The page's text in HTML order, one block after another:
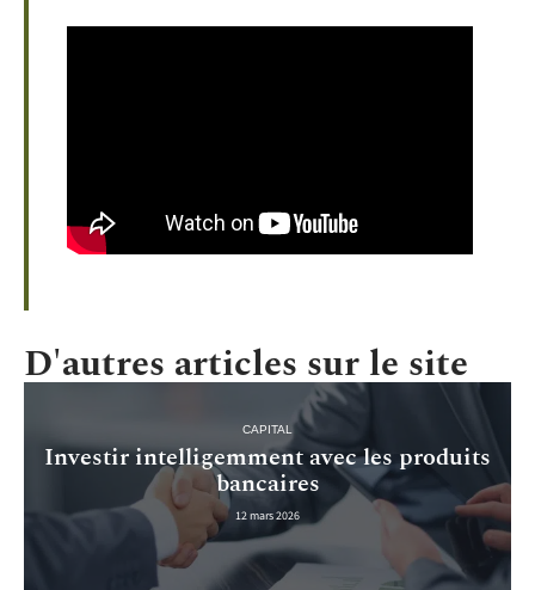
D'autres articles sur le site
CAPITAL
Investir intelligemment avec les produits
bancaires
12 mars 2026